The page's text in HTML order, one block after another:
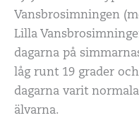
Vansbrosimningen
Lilla
dagarna på
låg runt 19 grader
dagarna varit
älvarna.